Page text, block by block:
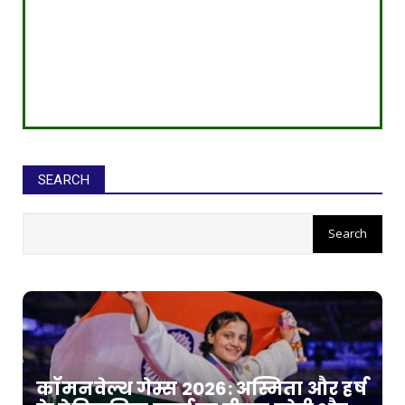
SEARCH
कॉमनवेल्थ गेम्स 2026: अस्मिता और हर्ष